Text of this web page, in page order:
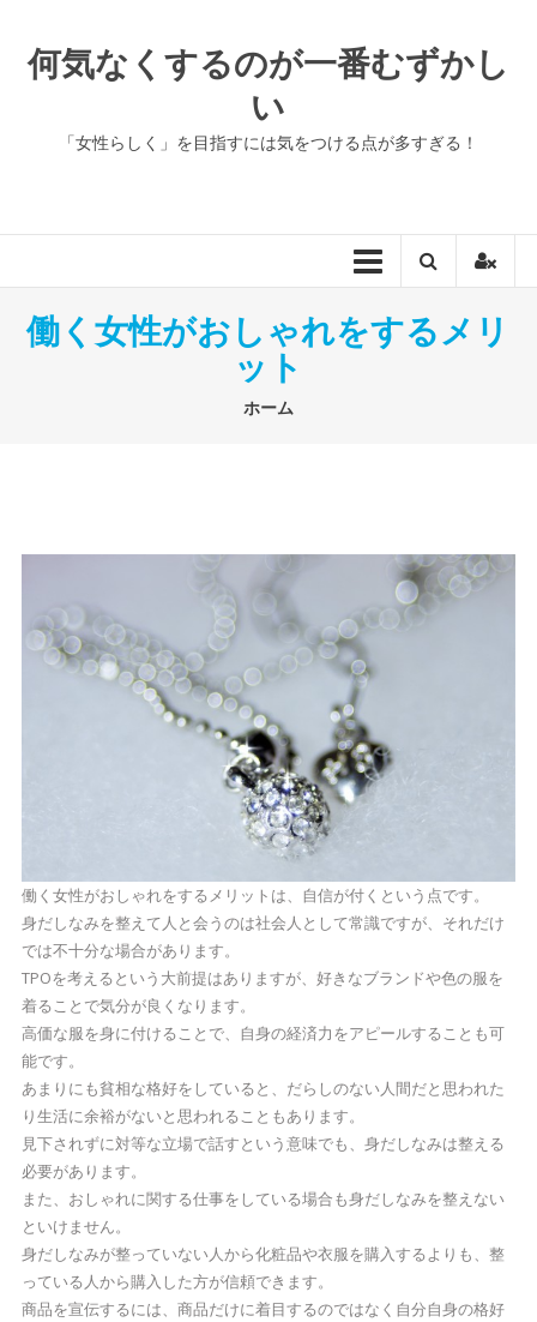
ッ
何気なくするのが一番むずかし
い
「女性らしく」を目指すには気をつける点が多すぎる！
働く女性がおしゃれをするメリ
ット
ホーム
働く女性がおしゃれをするメリットは、自信が付くという点です。
身だしなみを整えて人と会うのは社会人として常識ですが、それだけ
では不十分な場合があります。
TPOを考えるという大前提はありますが、好きなブランドや色の服を
着ることで気分が良くなります。
高価な服を身に付けることで、自身の経済力をアピールすることも可
能です。
あまりにも貧相な格好をしていると、だらしのない人間だと思われた
り生活に余裕がないと思われることもあります。
見下されずに対等な立場で話すという意味でも、身だしなみは整える
必要があります。
また、おしゃれに関する仕事をしている場合も身だしなみを整えない
といけません。
身だしなみが整っていない人から化粧品や衣服を購入するよりも、整
っている人から購入した方が信頼できます。
商品を宣伝するには、商品だけに着目するのではなく自分自身の格好